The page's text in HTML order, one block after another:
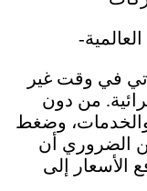
في وقت غير
من دون
والخدمات، وضغط
الضروري أن
الأسعار إلى